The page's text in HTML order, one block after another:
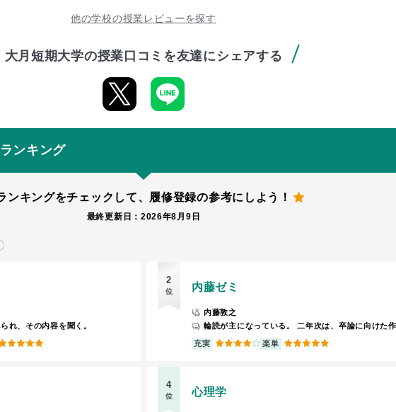
他の学校の授業レビューを探す
大月短期大学の授業口コミを友達にシェアする
ンキング
ンキングをチェックして、 履修登録の参考にしよう！
最終更新日：2026年8月9日
れ、その内容を聞く。
2
位 内藤ゼミ
内藤敦之
充実 4 楽単 5
4
位 心理学